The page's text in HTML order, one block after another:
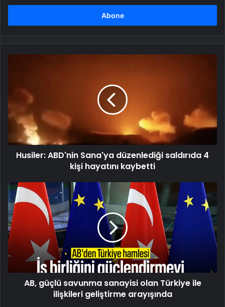
adresinizi
düzenlediği
saldırıda
kişi
hayatını
kaybetti
Husiler: ABD'nin Sana'ya düzenlediği saldırıda 4
kişi hayatını kaybetti
AB,
güçlü
savunma
sanayisi
olan
Türkiye
ilişkileri
geliştirme
arayışındaAB, güçlü savunma sanayisi olan Türkiye ile
ilişkileri geliştirme arayışında